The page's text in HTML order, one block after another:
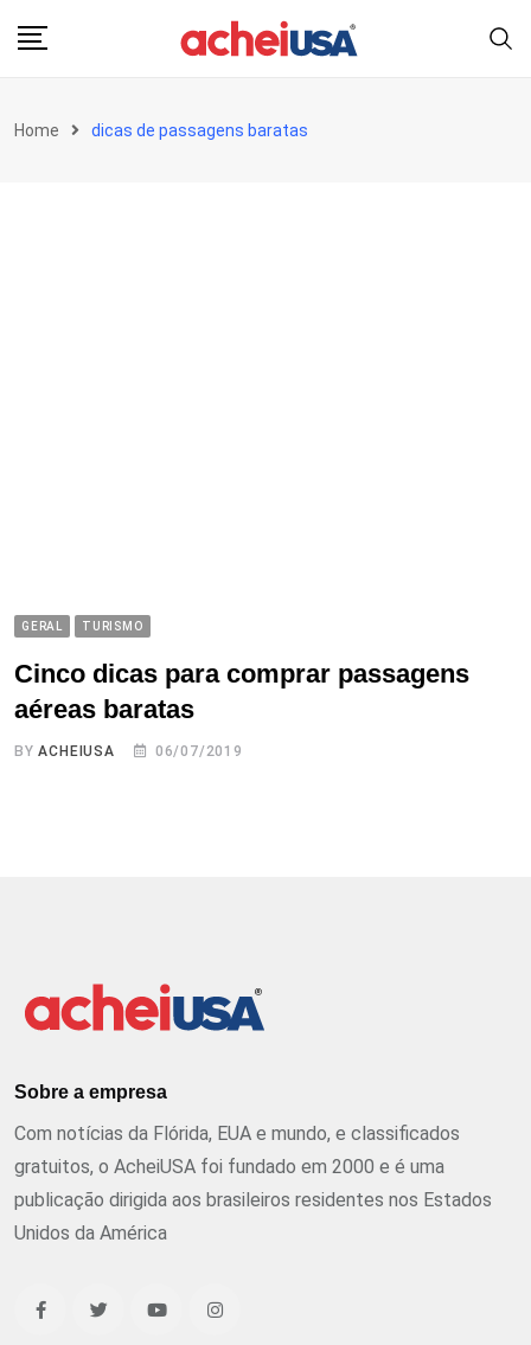
Home dicas de passagens baratas
GERAL TURISMO
Cinco dicas para comprar passagens
aéreas baratas
BYACHEIUSA 06/07/2019
Sobre a empresa
Com notícias da Flórida, EUA e mundo, e classificados
gratuitos, o AcheiUSA foi fundado em 2000 e é uma
publicação dirigida aos brasileiros residentes nos Estados
Unidos da América